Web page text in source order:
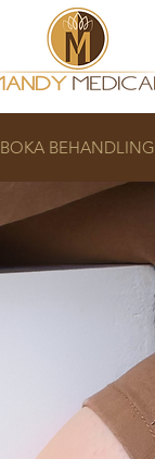
BOKA BEHANDLING